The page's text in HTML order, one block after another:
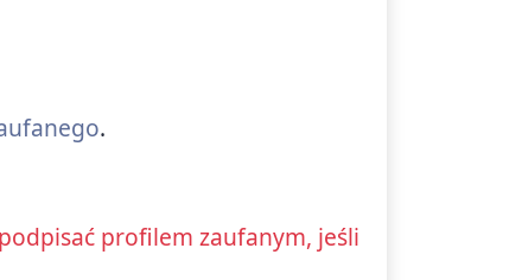
.
profilem zaufanym, jeśli